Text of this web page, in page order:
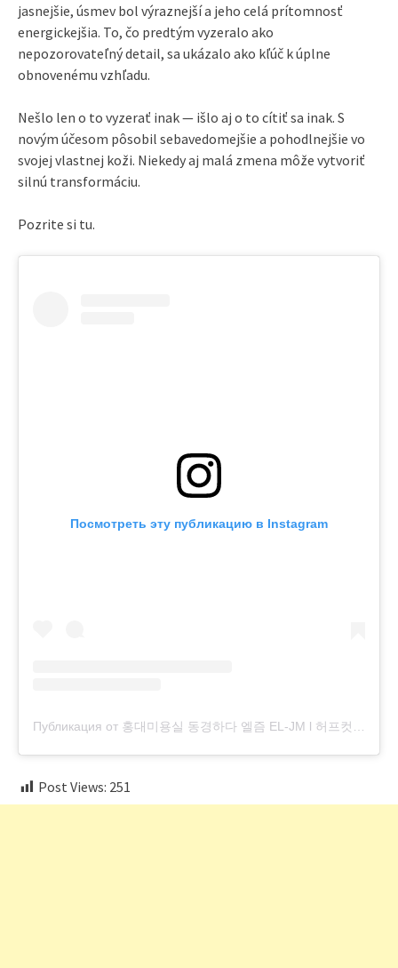
jasnejšie, úsmev bol výraznejší a jeho celá prítomnosť
energickejšia. To, čo predtým vyzeralo ako
nepozorovateľný detail, sa ukázalo ako kľúč k úplne
obnovenému vzhľadu.
Nešlo len o to vyzerať inak — išlo aj o to cítiť sa inak. S
novým účesom pôsobil sebavedomejšie a pohodlnejšie vo
svojej vlastnej koži. Niekedy aj malá zmena môže vytvoriť
silnú transformáciu.
Pozrite si tu.
Посмотреть эту публикацию в Instagram
Post Views: 251